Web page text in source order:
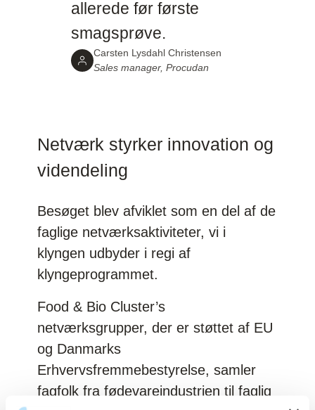
allerede før første
smagsprøve.
Carsten Lysdahl Christensen
Sales manager, Procudan
Netværk styrker innovation og
videndeling
Besøget blev afviklet som en del af de
faglige netværksaktiviteter, vi i
klyngen udbyder i regi af
klyngeprogrammet.
Food & Bio Cluster’s
netværksgrupper, der er støttet af EU
og Danmarks
Erhvervsfremmebestyrelse, samler
fagfolk fra fødevareindustrien til faglig